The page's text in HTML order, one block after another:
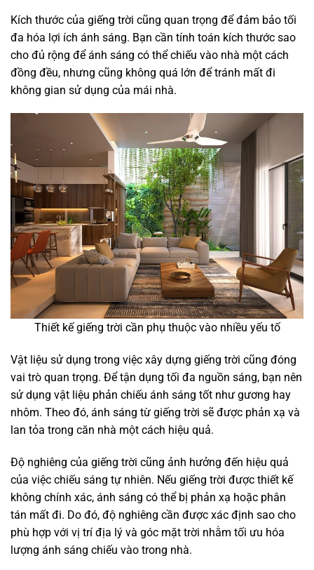
Kích thước của giếng trời cũng quan trọng để đảm bảo tối
đa hóa lợi ích ánh sáng. Bạn cần tính toán kích thước sao
cho đủ rộng để ánh sáng có thể chiếu vào nhà một cách
đồng đều, nhưng cũng không quá lớn để tránh mất đi
không gian sử dụng của mái nhà.
Thiết kế giếng trời cần phụ thuộc vào nhiều yếu tố
Vật liệu sử dụng trong việc xây dựng giếng trời cũng đóng
vai trò quan trọng. Để tận dụng tối đa nguồn sáng, bạn nên
sử dụng vật liệu phản chiếu ánh sáng tốt như gương hay
nhôm. Theo đó, ánh sáng từ giếng trời sẽ được phản xạ và
lan tỏa trong căn nhà một cách hiệu quả.
Độ nghiêng của giếng trời cũng ảnh hưởng đến hiệu quả
của việc chiếu sáng tự nhiên. Nếu giếng trời được thiết kế
không chính xác, ánh sáng có thể bị phản xạ hoặc phân
tán mất đi. Do đó, độ nghiêng cần được xác định sao cho
phù hợp với vị trí địa lý và góc mặt trời nhằm tối ưu hóa
lượng ánh sáng chiếu vào trong nhà.